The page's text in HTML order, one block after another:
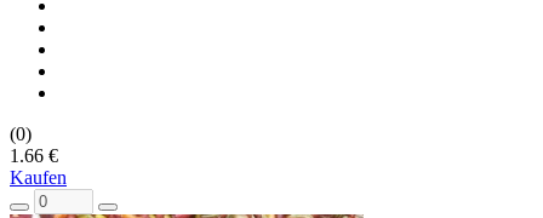
(0)
1.66 €
Kaufen